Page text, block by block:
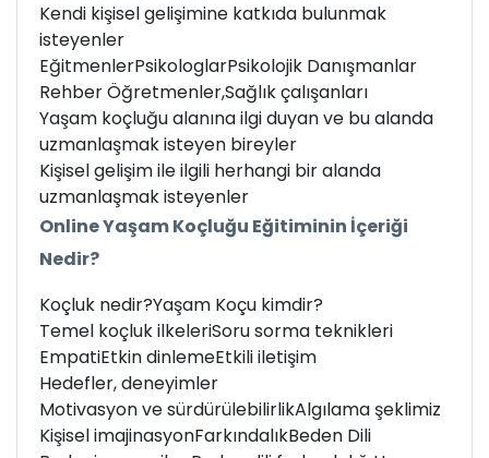
Kendi kişisel gelişimine katkıda bulunmak
isteyenler
EğitmenlerPsikologlarPsikolojik Danışmanlar
Rehber Öğretmenler,Sağlık çalışanları
Yaşam koçluğu alanına ilgi duyan ve bu alanda
uzmanlaşmak isteyen bireyler
Kişisel gelişim ile ilgili herhangi bir alanda
uzmanlaşmak isteyenler
Online Yaşam Koçluğu Eğitiminin İçeriği
Nedir?
Koçluk nedir?Yaşam Koçu kimdir?
Temel koçluk ilkeleriSoru sorma teknikleri
EmpatiEtkin dinlemeEtkili iletişim
Hedefler, deneyimler
Motivasyon ve sürdürülebilirlikAlgılama şeklimiz
Kişisel imajinasyonFarkındalıkBeden Dili